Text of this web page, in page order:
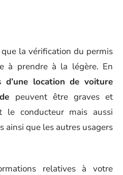
la vérification du permis
à prendre à la légère. En
d’une location de voiture
peuvent être graves et
le conducteur mais aussi
ainsi que les autres usagers
relatives à votre